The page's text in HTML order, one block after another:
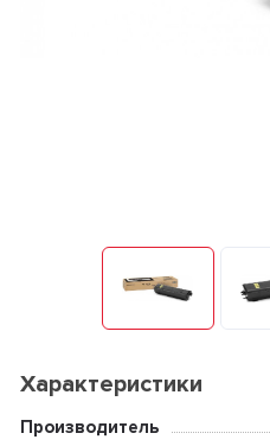
Характеристики
Производитель